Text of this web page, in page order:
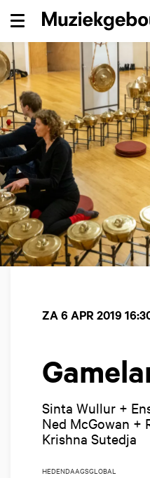
Menu
Sinta Wullur +
Ned McGowan +
Krishna Sutedja
ZA 6 APR 2019
HEDENDAAGSGLOBAL